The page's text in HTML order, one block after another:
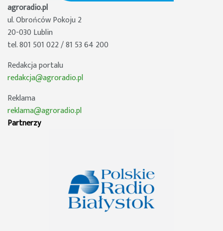
agroradio.pl
ul. Obrońców Pokoju 2
20-030 Lublin
tel. 801 501 022 / 81 53 64 200
Redakcja portalu
redakcja@agroradio.pl
Reklama
reklama@agroradio.pl
Partnerzy